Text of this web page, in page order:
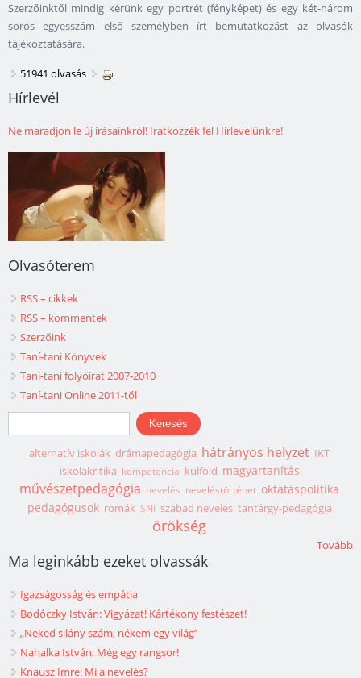
Szerzőinktől mindig kérünk egy portrét (fényképet) és egy két-három
soros egyesszám első személyben írt bemutatkozást az olvasók
tájékoztatására.
51941 olvasás
Hírlevél
Ne maradjon le új írásainkról! Iratkozzék fel Hírlevelünkre!
Olvasóterem
RSS – cikkek
RSS – kommentek
Szerzőink
Taní-tani Könyvek
Taní-tani folyóirat 2007-2010
Taní-tani Online 2011-től
Keresés űrlap
Keresés
alternatív iskolák drámapedagógia hátrányos helyzet IKT
iskolakritika kompetencia külföld magyartanítás
művészetpedagógia nevelés neveléstörténet oktatáspolitika
pedagógusok romák SNI szabad nevelés tantárgy-pedagógia
örökség
Tovább
Ma leginkább ezeket olvassák
Igazságosság és empátia
Bodóczky István: Vigyázat! Kártékony festészet!
„Neked silány szám, nékem egy világ”
Nahalka István: Még egy rangsor!
Knausz Imre: Mi a nevelés?